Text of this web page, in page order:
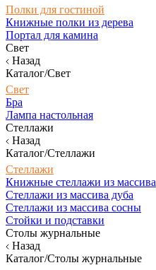
Полки для гостиной
Книжные полки из дерева
Портал для камина
Свет
Назад
Каталог/Свет
Свет
Бра
Лампа настольная
Стеллажи
Назад
Каталог/Стеллажи
Стеллажи
Книжные стеллажи из массива
Стеллажи из массива дуба
Стеллажи из массива сосны
Стойки и подставки
Столы журнальные
Назад
Каталог/Столы журнальные